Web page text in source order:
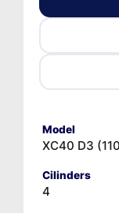
Model
XC40 D3
Cilinders
4